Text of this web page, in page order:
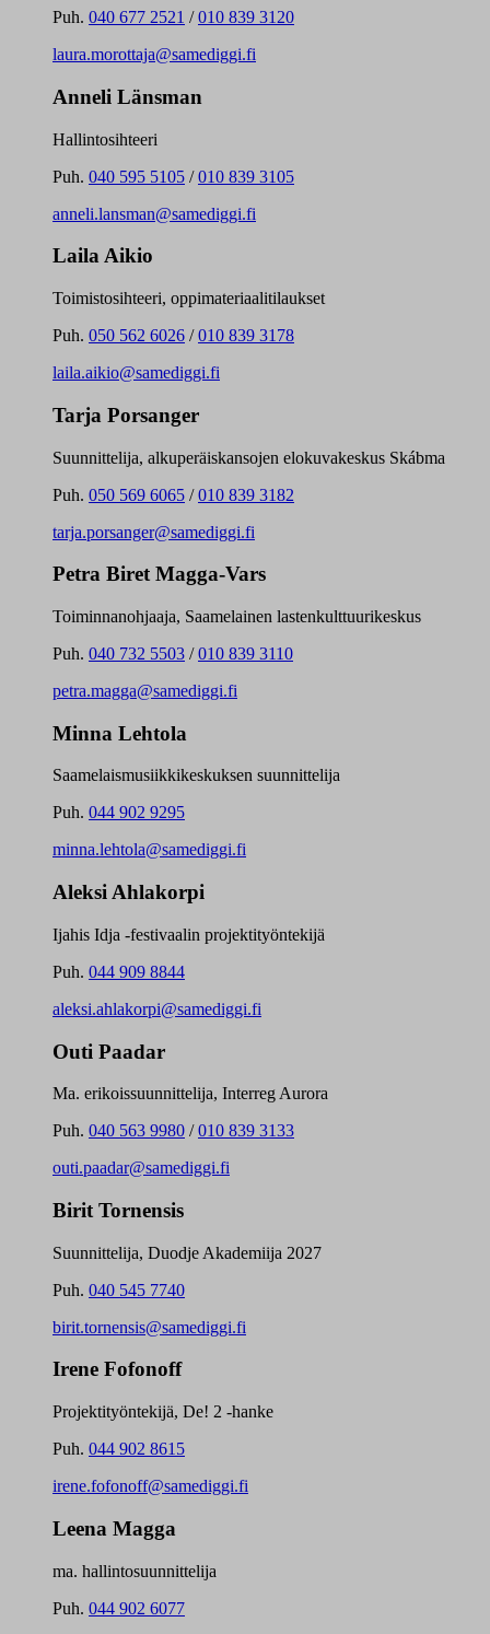
Puh. 040 677 2521 /010 839 3120
laura.morottaja@samediggi.fi
Anneli Länsman
Hallintosihteeri
Puh. 040 595 5105 /010 839 3105
anneli.lansman@samediggi.fi
Laila Aikio
Toimistosihteeri, oppimateriaalitilaukset
Puh. 050 562 6026 /010 839 3178
laila.aikio@samediggi.fi
Tarja Porsanger
Suunnittelija, alkuperäiskansojen elokuvakeskus Skábma
Puh. 050 569 6065 /010 839 3182
tarja.porsanger@samediggi.fi
Petra Biret Magga-Vars
Toiminnanohjaaja, Saamelainen lastenkulttuurikeskus
Puh. 040 732 5503 /010 839 3110
petra.magga@samediggi.fi
Minna Lehtola
Saamelaismusiikkikeskuksen suunnittelija
Puh. 044 902 9295
minna.lehtola@samediggi.fi
Aleksi Ahlakorpi
Ijahis Idja -festivaalin projektityöntekijä
Puh. 044 909 8844
aleksi.ahlakorpi@samediggi.fi
Outi Paadar
Ma. erikoissuunnittelija, Interreg Aurora
Puh. 040 563 9980 /010 839 3133
outi.paadar@samediggi.fi
Birit Tornensis
Suunnittelija, Duodje Akademiija 2027
Puh. 040 545 7740
birit.tornensis@samediggi.fi
Irene Fofonoff
Projektityöntekijä, De! 2 -hanke
Puh. 044 902 8615
irene.fofonoff@samediggi.fi
Leena Magga
ma. hallintosuunnittelija
Puh. 044 902 6077